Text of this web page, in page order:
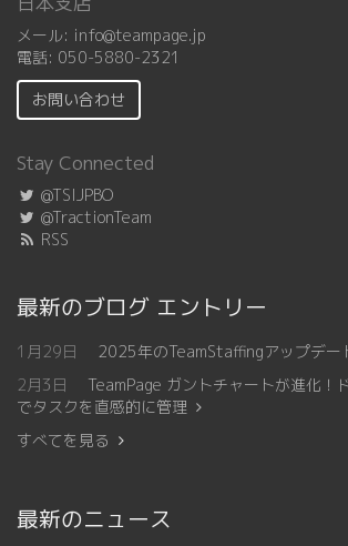
メール: info@teampage.jp
電話: 050-5880-2321
お問い合わせ
Stay Connected
@TSIJPBO
@TractionTeam
RSS
最新のブログ エントリー
1月29日
2025年のTeamStaffingアップデー
2月3日
TeamPage ガントチャートが進化！
でタスクを直感的に管理
すべてを見る
最新のニュース